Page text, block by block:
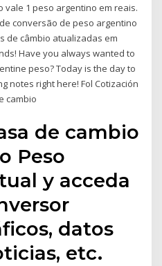
vale 1 peso argentino em reais.
conversão de peso argentino
de câmbio atualizadas em
Have you always wanted to
peso? Today is the day to
notes right here! Fol Cotización
cambio
de cambio
Peso
y acceda
datos
etc.